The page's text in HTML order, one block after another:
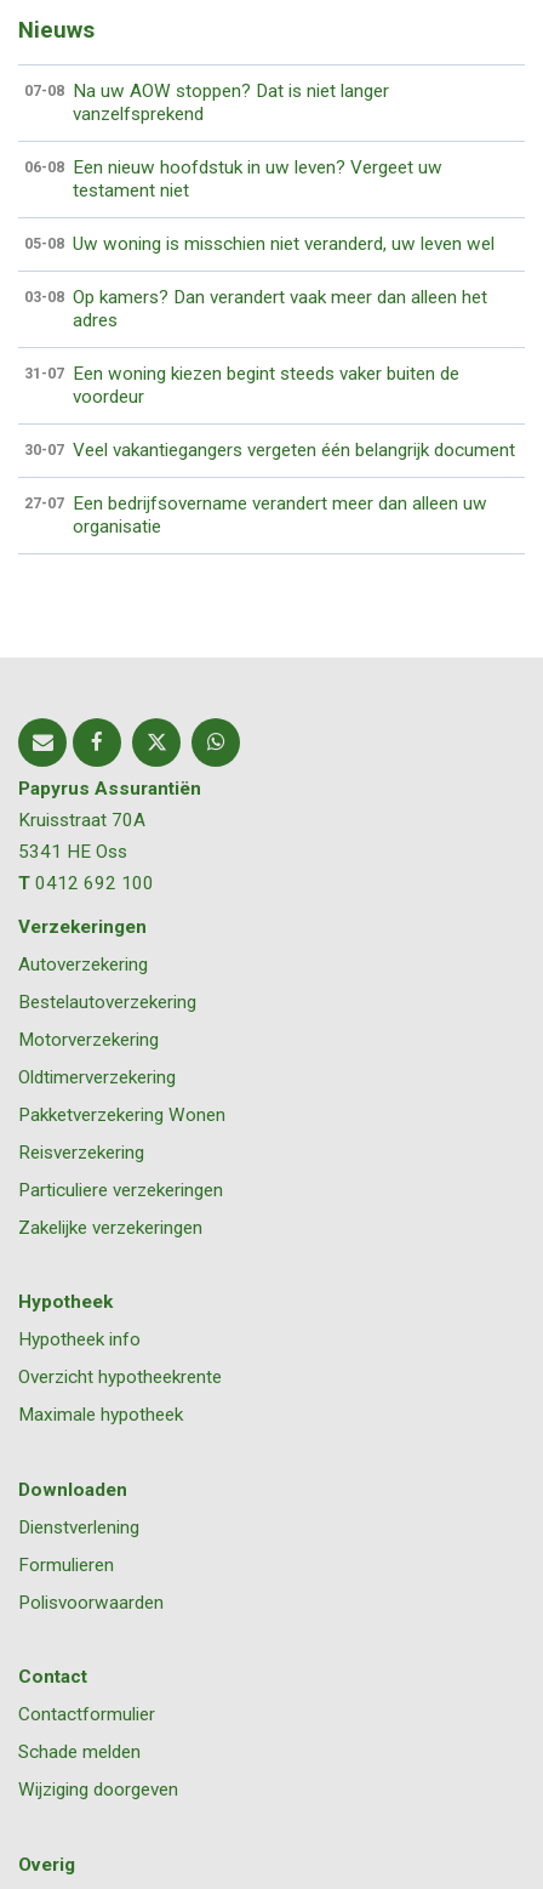
Nieuws
07-08 Na uw AOW stoppen? Dat is niet langer
vanzelfsprekend
06-08 Een nieuw hoofdstuk in uw leven? Vergeet uw
testament niet
05-08 Uw woning is misschien niet veranderd, uw leven wel
03-08 Op kamers? Dan verandert vaak meer dan alleen het
adres
31-07 Een woning kiezen begint steeds vaker buiten de
voordeur
30-07 Veel vakantiegangers vergeten één belangrijk document
27-07 Een bedrijfsovername verandert meer dan alleen uw
organisatie
Papyrus Assurantiën
Kruisstraat 70A
5341 HE Oss
T 0412 692 100
Verzekeringen
Autoverzekering
Bestelautoverzekering
Motorverzekering
Oldtimerverzekering
Pakketverzekering Wonen
Reisverzekering
Particuliere verzekeringen
Zakelijke verzekeringen
Hypotheek
Hypotheek info
Overzicht hypotheekrente
Maximale hypotheek
Downloaden
Dienstverlening
Formulieren
Polisvoorwaarden
Contact
Contactformulier
Schade melden
Wijziging doorgeven
Overig